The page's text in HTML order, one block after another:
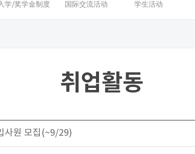
学/奖学金制度 国际交流活动 学生活动
취업활동
사원 모집(~9/29)